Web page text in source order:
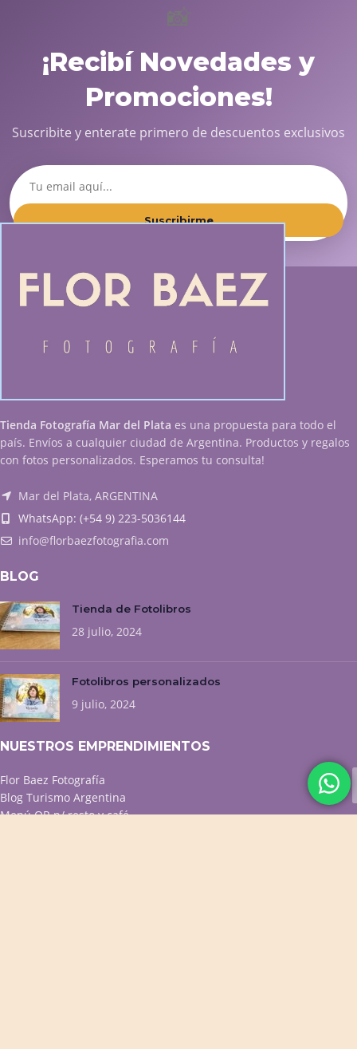
📸
¡Recibí Novedades y
Promociones!
Suscribite y enterate primero de descuentos exclusivos
Suscribirme
Tienda Fotografía Mar del Plata es una propuesta para todo el
país. Envíos a cualquier ciudad de Argentina. Productos y regalos
con fotos personalizados. Esperamos tu consulta!
Mar del Plata, ARGENTINA
WhatsApp: (+54 9) 223-5036144
info@florbaezfotografia.com
BLOG
Tienda de Fotolibros
28 julio, 2024
Fotolibros personalizados
9 julio, 2024
NUESTROS EMPRENDIMIENTOS
Flor Baez Fotografía
Blog Turismo Argentina
Menú QR p/ resto y café